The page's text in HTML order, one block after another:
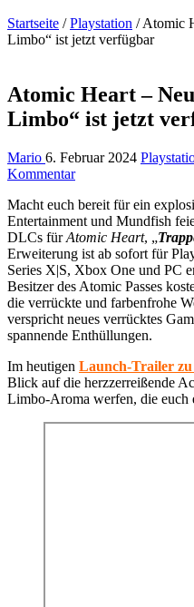
Startseite / Playstation / Atomic
Limbo“ ist jetzt verfügbar
Atomic Heart –
Limbo“ ist jetzt
Mario 6. Februar 2024
Kommentar
Macht euch bereit für ein
Entertainment und Mundfish
DLCs fürAtomic Heart, „
Erweiterung ist ab sofort für
Series X|S, Xbox One und PC
Besitzer des Atomic Passes
die verrückte und farbenfrohe
verspricht neues verrücktes
spannende Enthüllungen.
Im heutigen Launch-Trailer zu
Blick auf die herzzerreißende
Limbo-Aroma werfen, die euch